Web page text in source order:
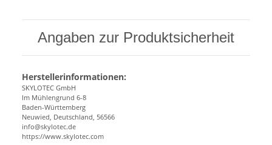
Angaben zur Produktsicherheit
Herstellerinformationen:
SKYLOTEC GmbH
Im Mühlengrund 6-8
Baden-Württemberg
Neuwied, Deutschland, 56566
info@skylotec.de
https://www.skylotec.com